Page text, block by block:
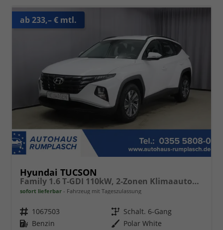
ab 233,– € mtl.
Hyundai TUCSON
Family 1.6 T-GDI 110kW, 2-Zonen Klimaautomatik, Sitzheizung, AppleCarPlay&Android Auto, Freisprecheinrichtung, Radio DAB, Verkehrszeichenerkennung, Rückfahrkamera, eCall Notrufsystem, 17 Zoll Leichtmetallfelgen, uvm.
sofort lieferbar Fahrzeug mit Tageszulassung
Fahrzeugnr. 1067503 Getriebe Schalt. 6-Gang
Kraftstoff Benzin Außenfarbe Polar White